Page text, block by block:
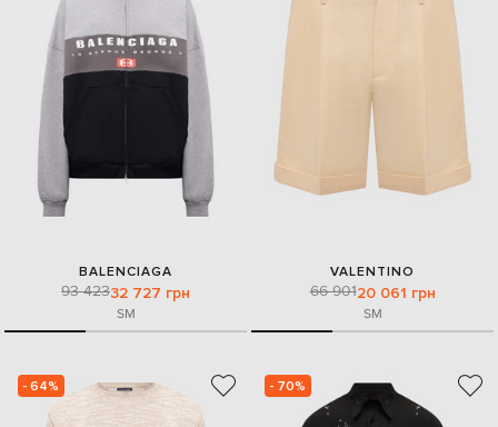
BALENCIAGA
93 42332 727 грн
SM
VALENTINO
66 90120 061 грн
SM
- 64% - 70%